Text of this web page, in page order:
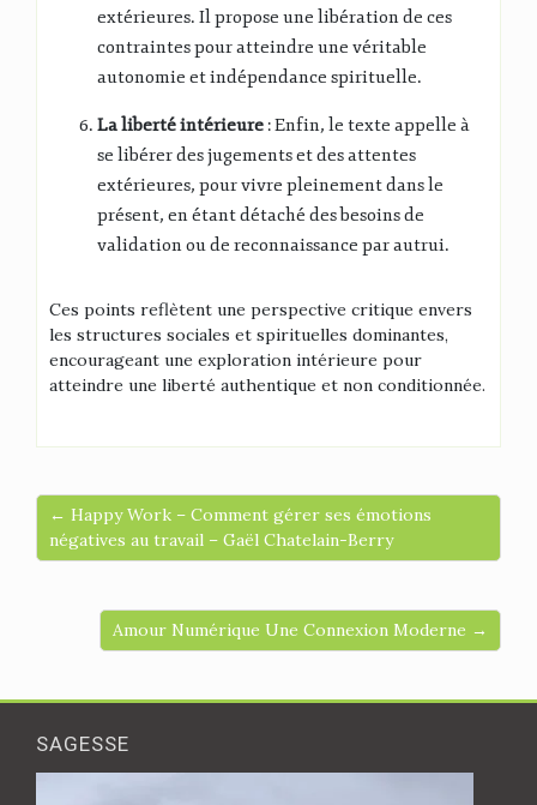
extérieures. Il propose une libération de ces
contraintes pour atteindre une véritable
autonomie et indépendance spirituelle.
La liberté intérieure : Enfin, le texte appelle à
se libérer des jugements et des attentes
extérieures, pour vivre pleinement dans le
présent, en étant détaché des besoins de
validation ou de reconnaissance par autrui.
Ces points reflètent une perspective critique envers
les structures sociales et spirituelles dominantes,
encourageant une exploration intérieure pour
atteindre une liberté authentique et non conditionnée.
← Happy Work – Comment gérer ses émotions
négatives au travail – Gaël Chatelain-Berry
Amour Numérique Une Connexion Moderne →
SAGESSE